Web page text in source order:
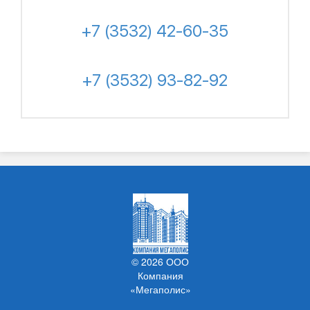
+7 (3532) 42-60-35
+7 (3532) 93-82-92
© 2026 ООО
Компания
«Мегаполис»